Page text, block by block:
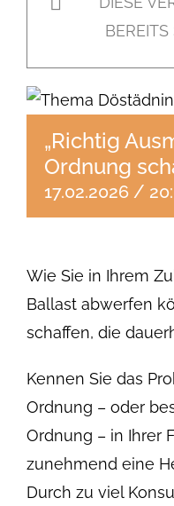
„Richtig
Ordnung
17.02.2026 /
Wie Sie in Ihrem
Ballast abwerfen
schaffen, die
Kennen Sie das
Ordnung – oder
Ordnung – in Ihrer
zunehmend eine
Durch zu viel